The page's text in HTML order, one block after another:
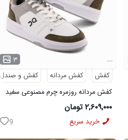
۳
...
کفش
کفش مردانه
کفش و صندل
کفش مردانه روزمره چرم مصنوعی سفید
سبز On Running مدل 50919
۲,۶۰۹,۰۰۰ تومان
خرید سریع 9